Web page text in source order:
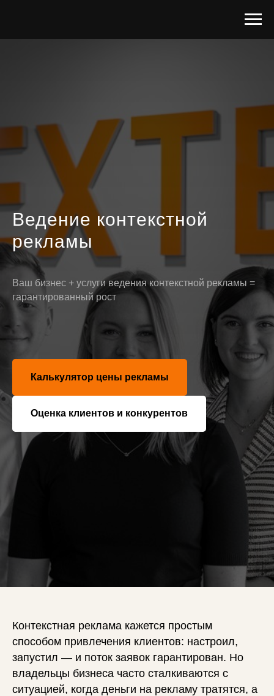
Ведение контекстной
рекламы
Ваш бизнес + услуги ведения контекстной рекламы =
гарантированный рост
Калькулятор цены рекламы
Оценка клиентов и конкурентов
Контекстная реклама кажется простым
способом привлечения клиентов: настроил,
запустил — и поток заявок гарантирован. Но
владельцы бизнеса часто сталкиваются с
ситуацией, когда деньги на рекламу тратятся, а